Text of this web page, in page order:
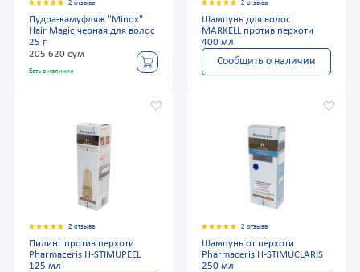
2 отзыва
Пудра-камуфляж "Minox"
Hair Magic черная для волос
25 г
205 620 сум
Есть в наличии
2 отзыва
Шампунь для волос
MARKELL против перхоти
400 мл
Сообщить о наличии
2 отзыва
Пилинг против перхоти
Pharmaceris H-STIMUPEEL
125 мл
2 отзыва
Шампунь от перхоти
Pharmaceris H-STIMUCLARIS
250 мл